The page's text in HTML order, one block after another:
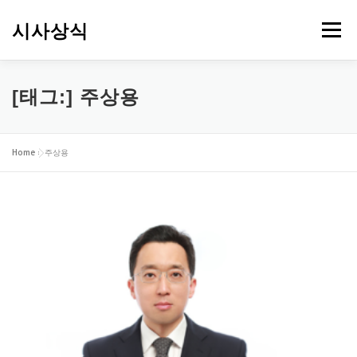
시사상식 메뉴
[태그:] 주상용
Home »주상용